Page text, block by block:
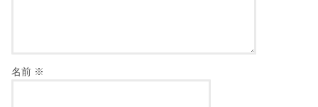
名前 ※